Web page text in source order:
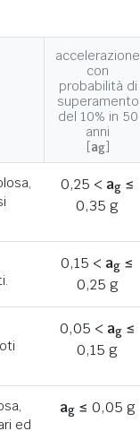
accelerazione
con
probabilità di
superamento
del 10% in 50
anni
[ag]
0,25 < ag≤
0,35 g
0,15 < ag ≤
0,25 g
0,05 < ag≤
0,15 g
ed
ag≤ 0,05 g